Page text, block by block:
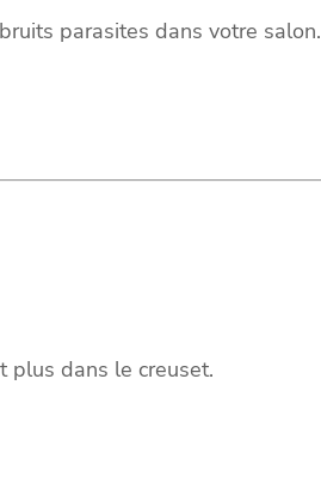
parasites dans votre salon.
plus dans le creuset.